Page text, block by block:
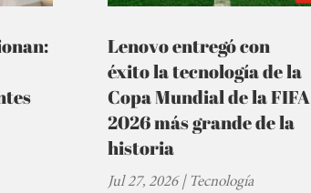
Lenovo entregó con
éxito la tecnología de la
Copa Mundial de la FIFA
2026 más grande de la
historia
Jul 27, 2026|Tecnología